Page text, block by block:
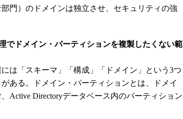
門）のドメインは独立させ、セキュリティの強
でドメイン・パーティションを複製したくない範
は「スキーマ」「構成」「ドメイン」という3つ
ある。ドメイン・パーティションとは、ドメイ
Active Directoryデータベース内のパーティション